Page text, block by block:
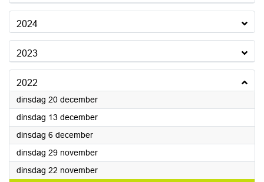
2024
2023
2022
dinsdag 20 december2022
dinsdag 13 december2022
dinsdag 6 december2022
dinsdag 29 november2022
dinsdag 22 november2022